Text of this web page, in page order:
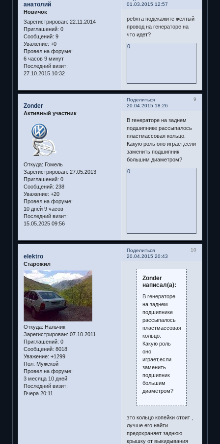
01.03.2015 12:57
анатолий
Новичок
Зарегистрирован: 22.11.2014
Приглашений: 0
Сообщений: 9
Уважение: +0
Провел на форуме:
6 часов 9 минут
Последний визит:
27.10.2015 10:32
ребята подскажите желтый
провод на генераторе на
что идет?
0
Поделиться
9
20.04.2015 18:26
Zonder
Активный участник
Откуда: Гомель
Зарегистрирован: 27.05.2013
Приглашений: 0
Сообщений: 238
Уважение: +20
Провел на форуме:
10 дней 9 часов
Последний визит:
15.05.2025 09:56
В генераторе на заднем
подшипнике рассыпалось
пластмассовая кольцо.
Какую роль оно играет,если
заменить подшипник
большим диаметром?
0
Поделиться
10
20.04.2015 20:43
elektro
Старожил
Откуда: Нальчик
Зарегистрирован: 07.10.2011
Приглашений: 0
Сообщений: 8018
Уважение: +1299
Пол: Мужской
Провел на форуме:
3 месяца 10 дней
Последний визит:
Вчера 20:11
Zonder
написал(а):
В генераторе
на заднем
подшипнике
рассыпалось
пластмассовая
кольцо.
Какую роль
оно
играет,если
заменить
подшипник
большим
диаметром?
это кольцо копейки стоит ,
лучше его найти .
предохраняет заднюю
крышку от выкидывания